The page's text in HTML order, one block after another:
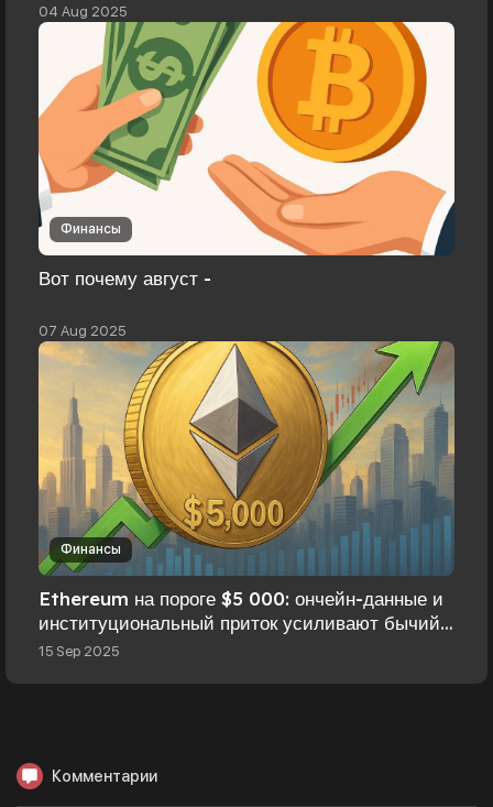
04 Aug 2025
Финансы
Вот почему август -
07 Aug 2025
Финансы
Ethereum на пороге $5 000: ончейн-данные и
институциональный приток усиливают бычий
сценарий
15 Sep 2025
Комментарии